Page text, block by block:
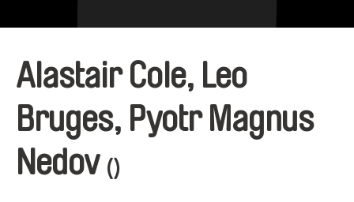
Alastair Cole, Leo
Bruges, Pyotr Magnus
Nedov ()